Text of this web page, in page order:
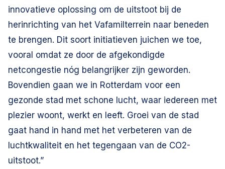
innovatieve oplossing om de uitstoot bij de
herinrichting van het Vafamilterrein naar beneden
te brengen. Dit soort initiatieven juichen we toe,
vooral omdat ze door de afgekondigde
netcongestie nóg belangrijker zijn geworden.
Bovendien gaan we in Rotterdam voor een
gezonde stad met schone lucht, waar iedereen met
plezier woont, werkt en leeft. Groei van de stad
gaat hand in hand met het verbeteren van de
luchtkwaliteit en het tegengaan van de CO2-
uitstoot.”